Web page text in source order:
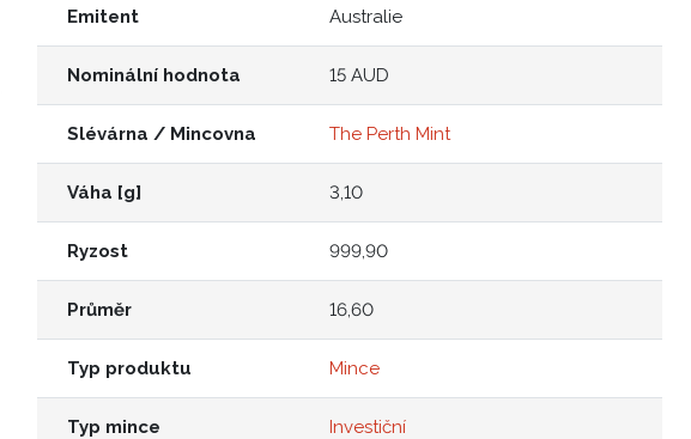
Emitent Australie
Nominální hodnota 15 AUD
Slévárna / Mincovna The Perth Mint
Váha [g] 3,10
Ryzost 999,90
Průměr 16,60
Typ produktu Mince
Typ mince Investiční